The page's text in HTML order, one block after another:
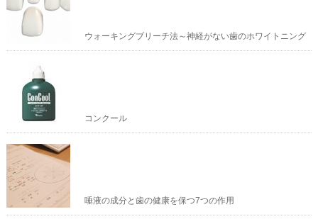
ウォーキングブリーチ法～神経がない歯のホワイトニング
コンクール
唾液の成分と歯の健康を保つ7つの作用